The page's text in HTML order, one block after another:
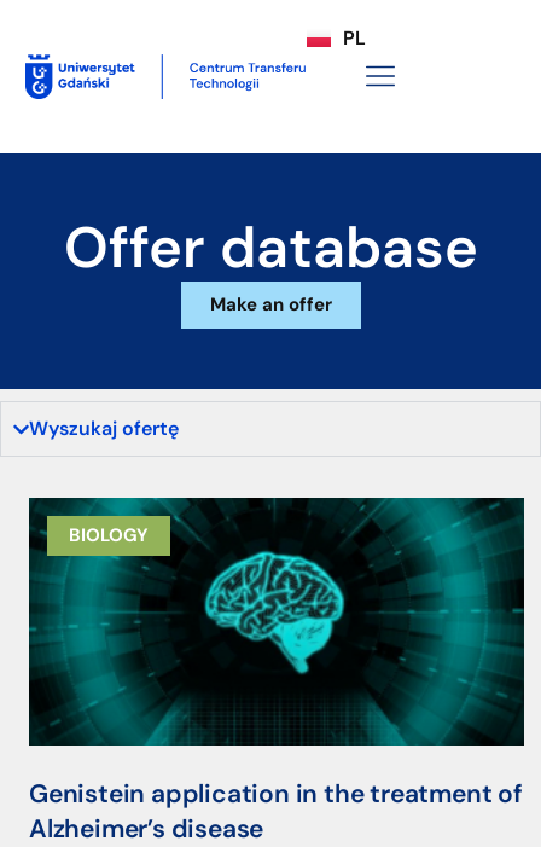
PL
Offer database
Make an offer
Wyszukaj ofertę
BIOLOGY
Genistein application in the treatment of
Alzheimer’s disease